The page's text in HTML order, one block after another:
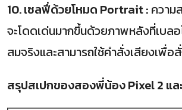
10. เซลฟี่ด้วยโหมด Portrait : ควา
จะโดดเด่นมากขึ้นด้วยภาพหลังที่เบล
สมจริงและสามารถใช้คำสั่งเสียงเพื่
สรุปสเปกของสองพี่น้อง Pixel 2 แล